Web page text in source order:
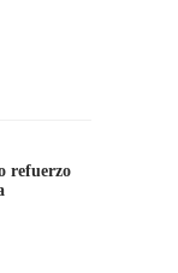
refuerzo